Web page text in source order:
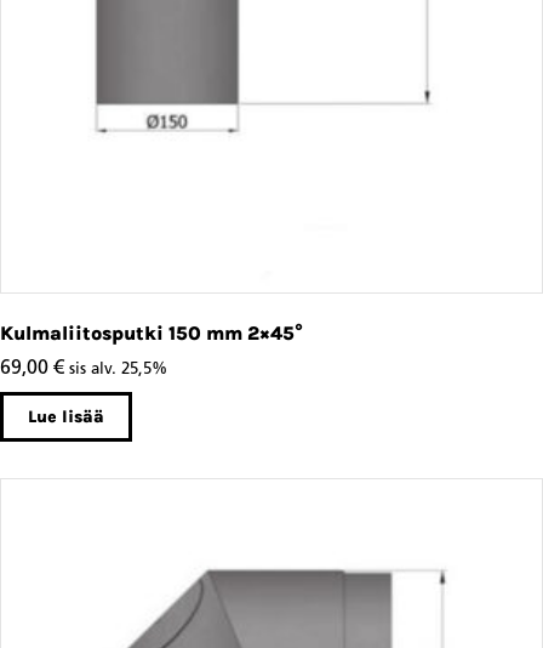
Kulmaliitosputki 150 mm 2×45°
69,00 € sis alv. 25,5%
Lue lisää